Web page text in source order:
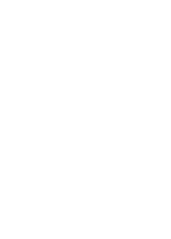
Twitter)
email